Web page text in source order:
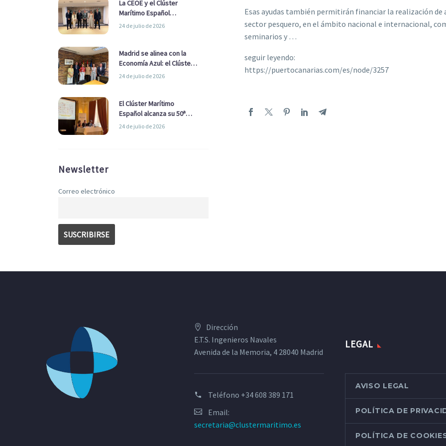
La CEOE y el Clúster
Marítimo Español
refuerzan su alianza para
24 de julio de 2026
Madrid se alinea con la
Economía Azul: el Clúster
Marítimo Español y la Real
Ayuntamiento
24 de julio de 2026
El Clúster Marítimo
Español alcanza su 50ª
Asamblea reafirmando su
24 de julio de 2026
Newsletter
Correo electrónico
Esas ayudas también permitirán financiar la realización
sector pesquero, en el ámbito nacional e internacional,
seminarios y …
seguir leyendo:
https://puertocanarias.com/es/node/3257
Dirección
E.T.S. Ingenieros Navales
Avenida de la Memoria, 4 28040 Madrid
Teléfono +34 608 389 171
Email:
secretaria@clustermaritimo.es
LEGAL
AVISO LEGAL
POLÍTICA DE
POLÍTICA DE